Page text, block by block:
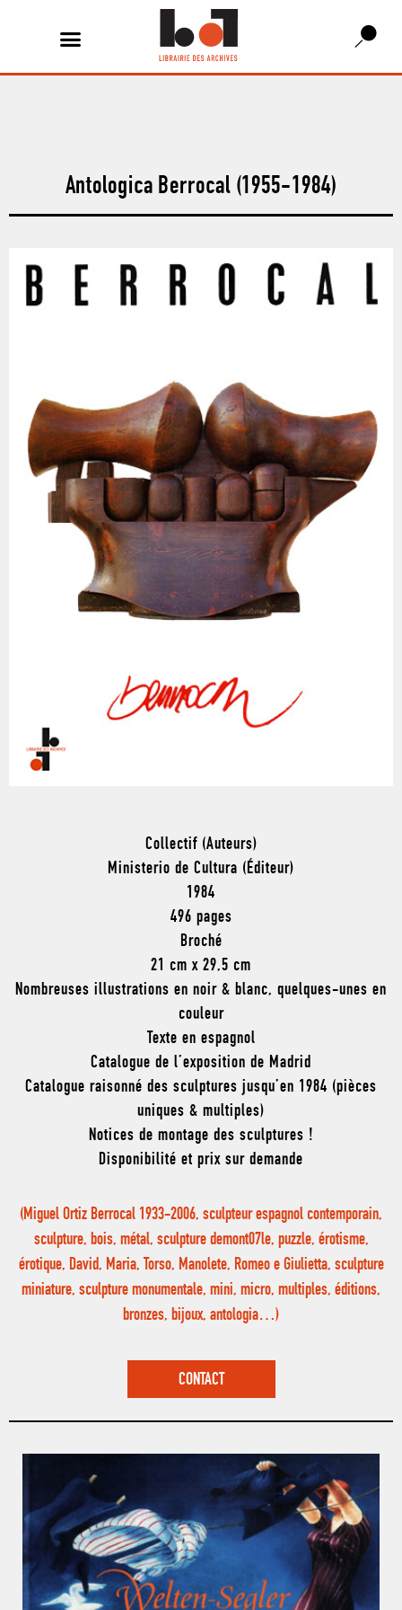
Antologica Berrocal (1955-1984)
Collectif (Auteurs)
Ministerio de Cultura (Éditeur)
1984
496 pages
Broché
21 cm x 29,5 cm
Nombreuses illustrations en noir & blanc, quelques-unes en
couleur
Texte en espagnol
Catalogue de l’exposition de Madrid
Catalogue raisonné des sculptures jusqu’en 1984 (pièces
uniques & multiples)
Notices de montage des sculptures !
Disponibilité et prix sur demande
(Miguel Ortiz Berrocal 1933-2006, sculpteur espagnol contemporain,
sculpture, bois, métal, sculpture demont07le, puzzle, érotisme,
érotique, David, Maria, Torso, Manolete, Romeo e Giulietta, sculpture
miniature, sculpture monumentale, mini, micro, multiples, éditions,
bronzes, bijoux, antologia…)
CONTACT